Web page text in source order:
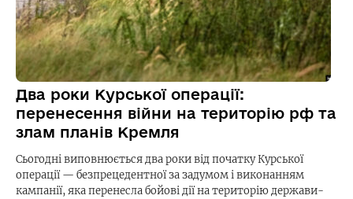
Два роки Курської операції:
перенесення війни на територію рф та
злам планів Кремля
Сьогодні виповнюється два роки від початку Курської
операції — безпрецедентної за задумом і виконанням
кампанії, яка перенесла бойові дії на територію держави-